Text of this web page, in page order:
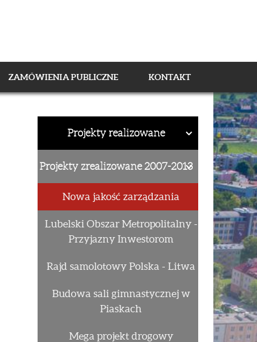
ZAMÓWIENIA PUBLICZNE KONTAKT
Projekty realizowane
Projekty zrealizowane 2007-2013
Nowa jakość zarządzania
Lubelski Obszar Metropolitalny -
Przyjazny Inwestorom
Rajd samolotowy Polska - Litwa
Budowa sali gimnastycznej w
Piaskach
Mega projekt drogowy